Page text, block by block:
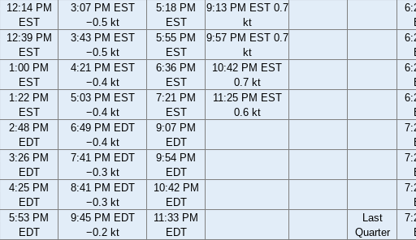
12:14 PM
EST
3:07 PM EST
−0.5 kt
5:18 PM
EST
9:13 PM EST 0.7
kt
12:39 PM
EST
3:43 PM EST
−0.5 kt
5:55 PM
EST
9:57 PM EST 0.7
kt
1:00 PM
EST
4:21 PM EST
−0.4 kt
6:36 PM
EST
10:42 PM EST
0.7 kt
1:22 PM
EST
5:03 PM EST
−0.4 kt
7:21 PM
EST
11:25 PM EST
0.6 kt
2:48 PM
EDT
6:49 PM EDT
−0.4 kt
9:07 PM
EDT
3:26 PM
EDT
7:41 PM EDT
−0.3 kt
9:54 PM
EDT
4:25 PM
EDT
8:41 PM EDT
−0.3 kt
10:42 PM
EDT
5:53 PM
EDT
9:45 PM EDT
−0.2 kt
11:33 PM
EDT
Last
Quarter